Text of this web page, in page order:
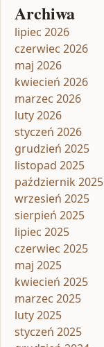
Archiwa
lipiec 2026
czerwiec 2026
maj 2026
kwiecień 2026
marzec 2026
luty 2026
styczeń 2026
grudzień 2025
listopad 2025
październik 2025
wrzesień 2025
sierpień 2025
lipiec 2025
czerwiec 2025
maj 2025
kwiecień 2025
marzec 2025
luty 2025
styczeń 2025